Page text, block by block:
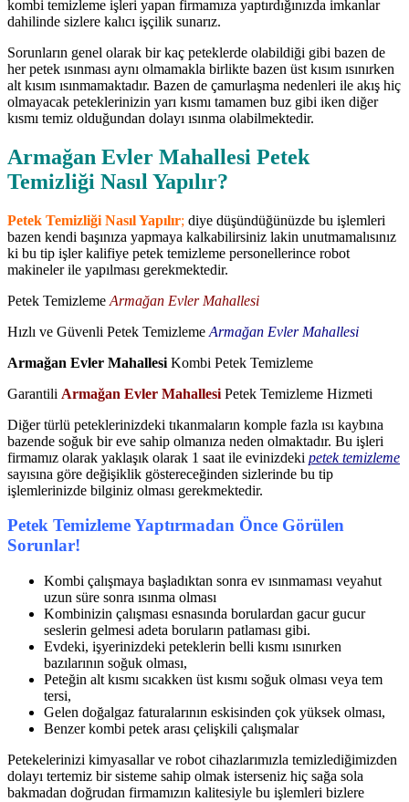
kombi temizleme işleri yapan firmamıza yaptırdığınızda imkanlar
dahilinde sizlere kalıcı işçilik sunarız.
Sorunların genel olarak bir kaç peteklerde olabildiği gibi bazen de
her petek ısınması aynı olmamakla birlikte bazen üst kısım ısınırken
alt kısım ısınmamaktadır. Bazen de çamurlaşma nedenleri ile akış hiç
olmayacak peteklerinizin yarı kısmı tamamen buz gibi iken diğer
kısmı temiz olduğundan dolayı ısınma olabilmektedir.
Armağan Evler Mahallesi Petek
Temizliği Nasıl Yapılır?
Petek Temizliği Nasıl Yapılır; diye düşündüğünüzde bu işlemleri
bazen kendi başınıza yapmaya kalkabilirsiniz lakin unutmamalısınız
ki bu tip işler kalifiye petek temizleme personellerince robot
makineler ile yapılması gerekmektedir.
Petek Temizleme Armağan Evler Mahallesi
Hızlı ve Güvenli Petek Temizleme Armağan Evler Mahallesi
Armağan Evler Mahallesi Kombi Petek Temizleme
Garantili Armağan Evler Mahallesi Petek Temizleme Hizmeti
Diğer türlü peteklerinizdeki tıkanmaların komple fazla ısı kaybına
bazende soğuk bir eve sahip olmanıza neden olmaktadır. Bu işleri
firmamız olarak yaklaşık olarak 1 saat ile evinizdeki petek temizleme
sayısına göre değişiklik göstereceğinden sizlerinde bu tip
işlemlerinizde bilginiz olması gerekmektedir.
Petek Temizleme Yaptırmadan Önce Görülen
Sorunlar!
Kombi çalışmaya başladıktan sonra ev ısınmaması veyahut
uzun süre sonra ısınma olması
Kombinizin çalışması esnasında borulardan gacur gucur
seslerin gelmesi adeta boruların patlaması gibi.
Evdeki, işyerinizdeki peteklerin belli kısmı ısınırken
bazılarının soğuk olması,
Peteğin alt kısmı sıcakken üst kısmı soğuk olması veya tem
tersi,
Gelen doğalgaz faturalarının eskisinden çok yüksek olması,
Benzer kombi petek arası çelişkili çalışmalar
Petekelerinizi kimyasallar ve robot cihazlarımızla temizlediğimizden
dolayı tertemiz bir sisteme sahip olmak isterseniz hiç sağa sola
bakmadan doğrudan firmamızın kalitesiyle bu işlemleri bizlere